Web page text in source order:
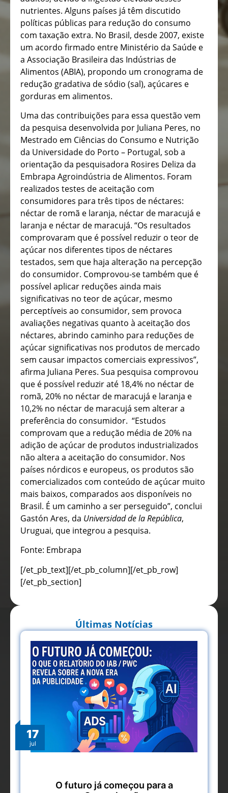
nutrientes. Alguns países já têm discutido
políticas públicas para redução do consumo
com taxação extra. No Brasil, desde 2007, existe
um acordo firmado entre Ministério da Saúde e
a Associação Brasileira das Indústrias de
Alimentos (ABIA), propondo um cronograma de
redução gradativa de sódio (sal), açúcares e
gorduras em alimentos.
Uma das contribuições para essa questão vem
da pesquisa desenvolvida por Juliana Peres, no
Mestrado em Ciências do Consumo e Nutrição
da Universidade do Porto – Portugal, sob a
orientação da pesquisadora Rosires Deliza da
Embrapa Agroindústria de Alimentos. Foram
realizados testes de aceitação com
consumidores para três tipos de néctares:
néctar de romã e laranja, néctar de maracujá e
laranja e néctar de maracujá. “Os resultados
comprovaram que é possível reduzir o teor de
açúcar nos diferentes tipos de néctares
testados, sem que haja alteração na percepção
do consumidor. Comprovou-se também que é
possível aplicar reduções ainda mais
significativas no teor de açúcar, mesmo
perceptíveis ao consumidor, sem provoca
avaliações negativas quanto à aceitação dos
néctares, abrindo caminho para reduções de
açúcar significativas nos produtos de mercado
sem causar impactos comerciais expressivos”,
afirma Juliana Peres. Sua pesquisa comprovou
que é possível reduzir até 18,4% no néctar de
romã, 20% no néctar de maracujá e laranja e
10,2% no néctar de maracujá sem alterar a
preferência do consumidor. “Estudos
comprovam que a redução média de 20% na
adição de açúcar de produtos industrializados
não altera a aceitação do consumidor. Nos
países nórdicos e europeus, os produtos são
comercializados com conteúdo de açúcar muito
mais baixos, comparados aos disponíveis no
Brasil. É um caminho a ser perseguido”, conclui
Gastón Ares, da Universidad de la República,
Uruguai, que integrou a pesquisa.
Fonte: Embrapa
[/et_pb_text][/et_pb_column][/et_pb_row]
[/et_pb_section]
Últimas Notícias
17
jul
O futuro já começou para a